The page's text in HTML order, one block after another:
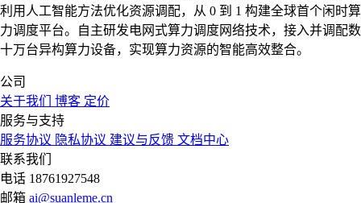
利用人工智能方法优化资源调配，从 0 到 1 构建全球首个闲时算
力调度平台。自主研发电网式算力调度网络技术，接入并调配数
十万台异构算力设备，实现算力资源的智能高效整合。
公司
关于我们 博客 定价
服务与支持
服务协议 隐私协议 建议与反馈 文档中心
联系我们
电话 18761927548
邮箱 ai@suanleme.cn